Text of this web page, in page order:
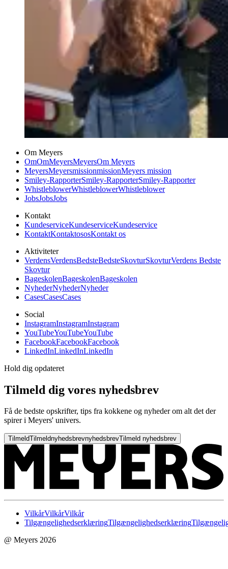
Om Meyers
OmOmMeyersMeyersOm Meyers
MeyersMeyersmissionmissionMeyers mission
Smiley-RapporterSmiley-RapporterSmiley-Rapporter
WhistleblowerWhistleblowerWhistleblower
JobsJobsJobs
Kontakt
KundeserviceKundeserviceKundeservice
KontaktKontaktososKontakt os
Aktiviteter
VerdensVerdensBedsteBedsteSkovturSkovturVerdens Bedste
Skovtur
BageskolenBageskolenBageskolen
NyhederNyhederNyheder
CasesCasesCases
Social
InstagramInstagramInstagram
YouTubeYouTubeYouTube
FacebookFacebookFacebook
LinkedInLinkedInLinkedIn
Hold dig opdateret
Tilmeld dig vores nyhedsbrev
Få de bedste opskrifter, tips fra kokkene og nyheder om alt det der
spirer i Meyers' univers.
TilmeldTilmeldnyhedsbrevnyhedsbrevTilmeld nyhedsbrev
VilkårVilkårVilkår
TilgængelighedserklæringTilgængelighedserklæring
@ Meyers 2026